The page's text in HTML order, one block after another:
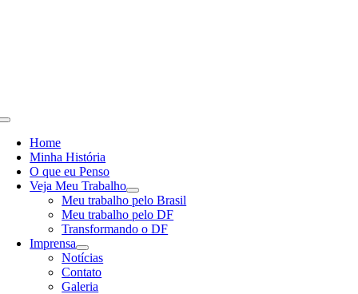
Toggle
NavigationHome
Minha História
O que eu Penso
Veja Meu Trabalho
Meu trabalho pelo Brasil
Meu trabalho pelo DF
Transformando o DF
Imprensa
Notícias
Contato
Galeria